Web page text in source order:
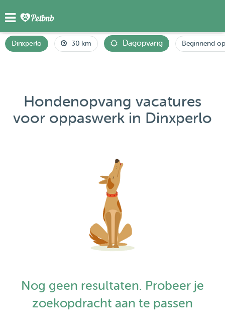
Dinxperlo 30 km Dagopvang Beginnend
Hondenopvang vacatures
voor oppaswerk in Dinxperlo
Nog geen resultaten. Probeer je
zoekopdracht aan te passen